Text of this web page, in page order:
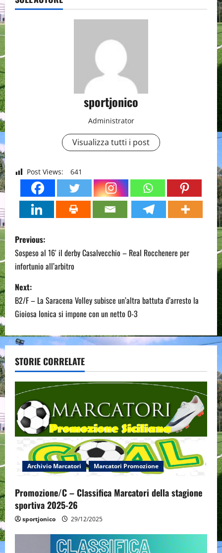
sportjonico
Administrator
Visualizza tutti i post
Post Views: 641
P
o
s
t
n
a
v
i
g
a
t
o
n
Previous:
Sospeso al 16′ il derby Casalvecchio – Real Rocchenere per
infortunio all’arbitro
Next:
B2/F – La Saracena Volley subisce un’altra battuta d’arresto la
Gioiosa Ionica si impone con un netto 0-3
STORIE CORRELATE
Archivio Marcatori Marcatori Promozione
Promozione/C – Classifica Marcatori della stagione
sportiva 2025-26
sportjonico 29/12/2025